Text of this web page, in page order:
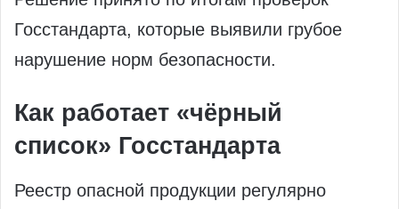
Госстандарта, которые выявили грубое
нарушение норм безопасности.
Как работает «чёрный
список» Госстандарта
Реестр опасной продукции регулярно